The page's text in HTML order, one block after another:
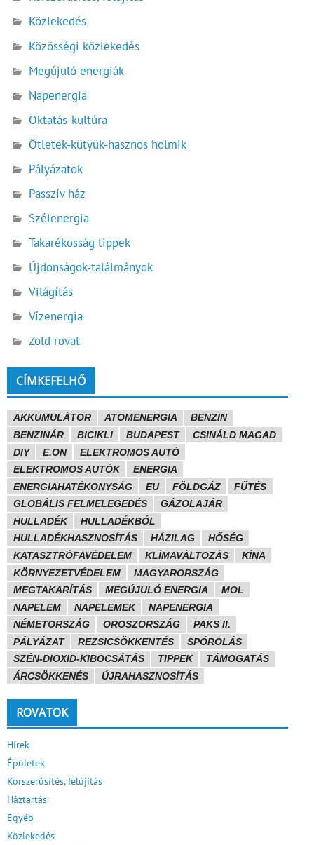
Közlekedés
Közösségi közlekedés
Megújuló energiák
Napenergia
Oktatás-kultúra
Ötletek-kütyük-hasznos holmik
Pályázatok
Passzív ház
Szélenergia
Takarékosság tippek
Újdonságok-találmányok
Világítás
Vízenergia
Zöld rovat
CÍMKEFELHŐ
AKKUMULÁTOR ATOMENERGIA
BENZIN
BENZINÁR
BICIKLI BUDAPEST
CSINÁLD MAGAD
DIY
E.ON
ELEKTROMOS AUTÓ
ELEKTROMOS AUTÓK
ENERGIA
ENERGIAHATÉKONYSÁG
EU FÖLDGÁZ
FŰTÉS
GLOBÁLIS FELMELEGEDÉS
GÁZOLAJÁR
HULLADÉK
HULLADÉKBÓL
HULLADÉKHASZNOSÍTÁS
HÁZILAG
HŐSÉG
KATASZTRÓFAVÉDELEM
KLÍMAVÁLTOZÁS
KÍNA
KÖRNYEZETVÉDELEM
MAGYARORSZÁG
MEGTAKARÍTÁS
MEGÚJULÓ ENERGIA
MOL
NAPELEM
NAPELEMEK
NAPENERGIA
NÉMETORSZÁG
OROSZORSZÁG
PAKS II.
PÁLYÁZAT
REZSICSÖKKENTÉS
SPÓROLÁS
SZÉN-DIOXID-KIBOCSÁTÁS
TIPPEK
TÁMOGATÁS
ÁRCSÖKKENÉS
ÚJRAHASZNOSÍTÁS
ROVATOK
Hírek
Épületek
Korszerűsítés, felújítás
Háztartás
Egyéb
Közlekedés